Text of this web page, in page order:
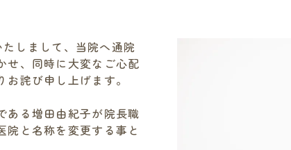
しまして、当院へ通院
せ、同時に大変なご心配
詫び申し上げます。
ある増田由紀子が院長職
院と名称を変更する事と